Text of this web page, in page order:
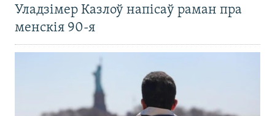
Уладзімер Казлоў напісаў раман пра
менскія 90-я